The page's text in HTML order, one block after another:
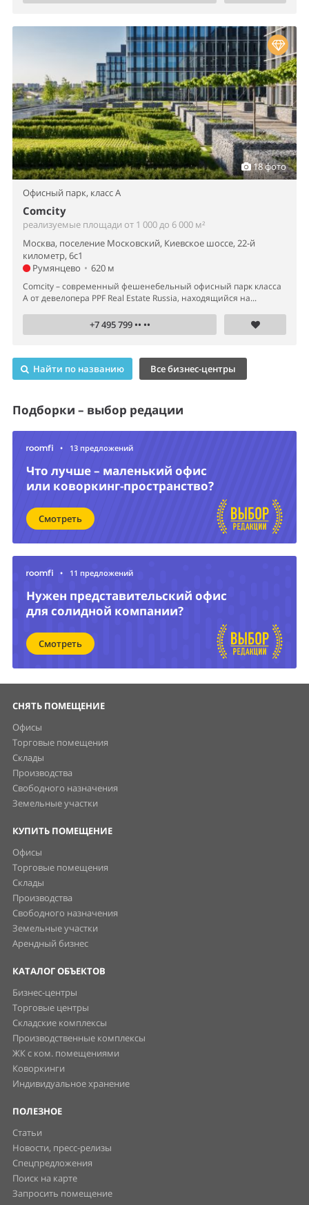
18 фото
Офисный парк, класс A
Comcity
реализуемые площади от 1 000 до 6 000 м²
Москва, поселение Московский, Киевское шоссе, 22-й
километр, 6с1
Румянцево • 620 м
Comcity – современный фешенебельный офисный парк класса
А от девелопера PPF Real Estate Russia, находящийся на...
+7 495 799 •• ••
Найти по названию Все бизнес-центры
Подборки – выбор редации
• 13 предложений
Что лучше – маленький офис
или коворкинг-пространство?
Смотреть
• 11 предложений
Нужен представительский офис
для солидной компании?
Смотреть
СНЯТЬ ПОМЕЩЕНИЕ
Офисы
Торговые помещения
Склады
Производства
Свободного назначения
Земельные участки
КУПИТЬ ПОМЕЩЕНИЕ
Офисы
Торговые помещения
Склады
Производства
Свободного назначения
Земельные участки
Арендный бизнес
КАТАЛОГ ОБЪЕКТОВ
Бизнес-центры
Торговые центры
Складские комплексы
Производственные комплексы
ЖК с ком. помещениями
Коворкинги
Индивидуальное хранение
ПОЛЕЗНОЕ
Статьи
Новости, пресс-релизы
Спецпредложения
Поиск на карте
Запросить помещение